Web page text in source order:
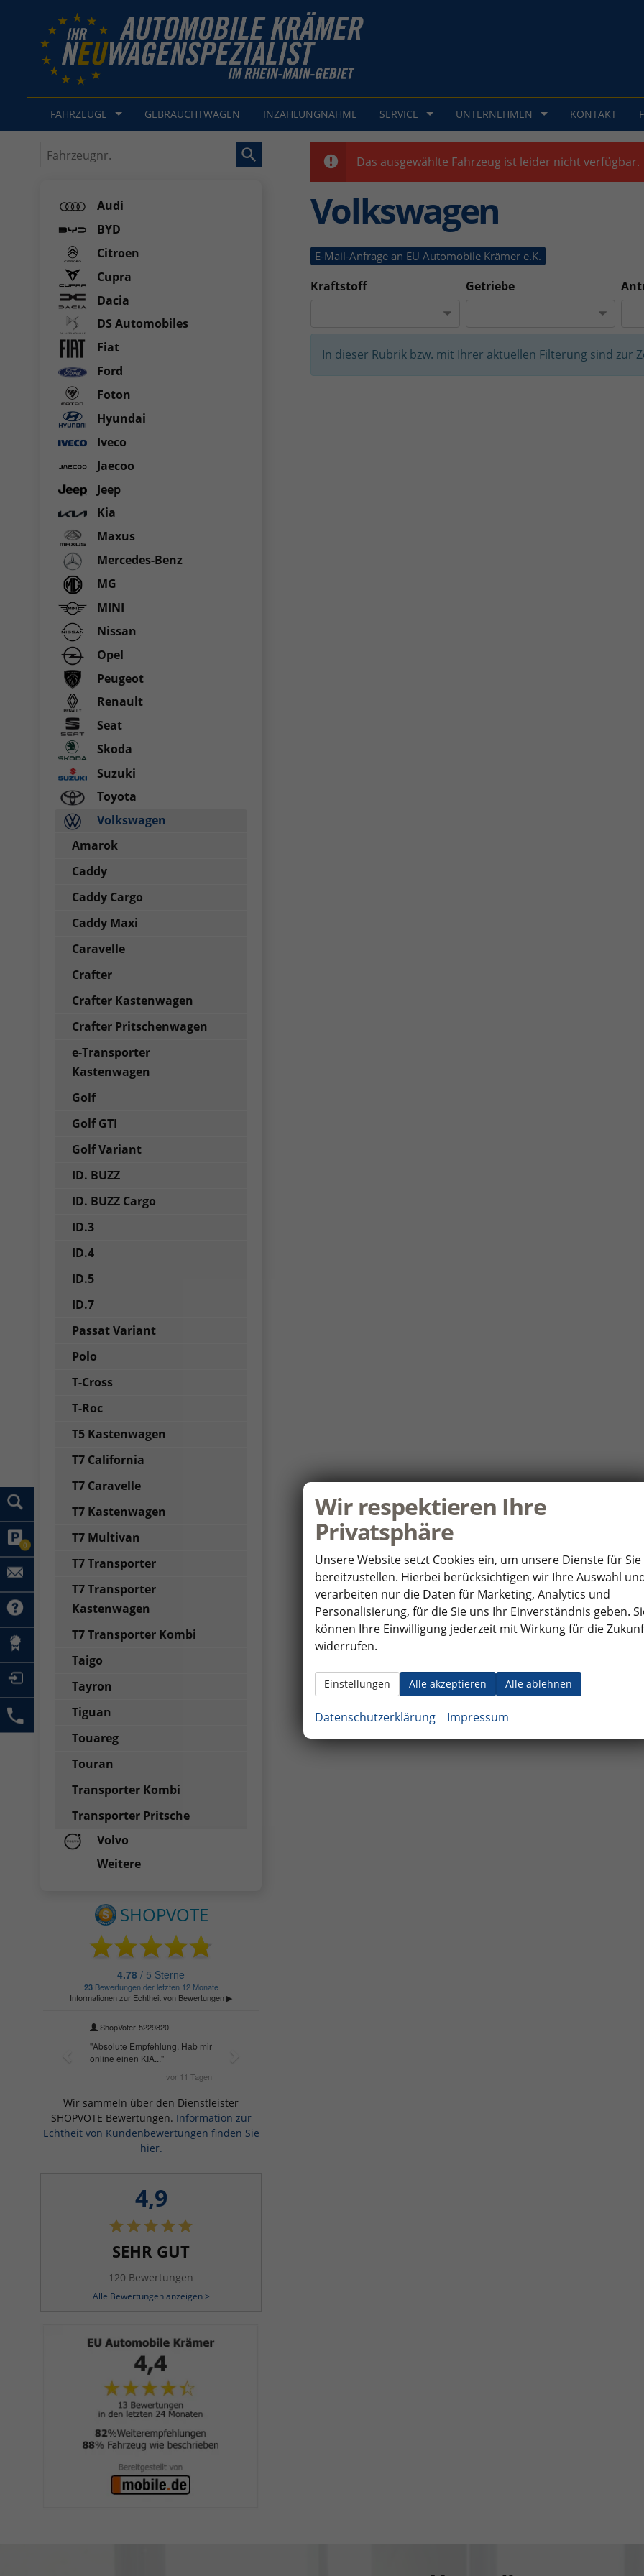
0
FAHRZEUGE GEBRAUCHTWAGEN INZAHLUNGNAHME SERVICE UNTERNEHMEN KONTAKT
Das ausgewählte Fahrzeug ist leider nicht verfügbar.
Volkswagen
E-Mail-Anfrage an EU Automobile Krämer e.K.
Kraftstoff Getriebe
In dieser Rubrik bzw. mit Ihrer aktuellen Filterung sind zur
Fahrzeugnr.
Audi
BYD
Citroen
Cupra
Dacia
DS Automobiles
Fiat
Ford
Foton
Hyundai
Iveco
Jaecoo
Jeep
Kia
Maxus
Mercedes-Benz
MG
MINI
Nissan
Opel
Peugeot
Renault
Seat
Skoda
Suzuki
Toyota
Volkswagen
Amarok
Caddy
Caddy Cargo
Caddy Maxi
Caravelle
Crafter
Crafter Kastenwagen
Crafter Pritschenwagen
e-Transporter
Kastenwagen
Golf
Golf GTI
Golf Variant
ID. BUZZ
ID. BUZZ Cargo
ID.3
ID.4
ID.5
ID.7
Passat Variant
Polo
T-Cross
T-Roc
T5 Kastenwagen
T7 California
T7 Caravelle
T7 Kastenwagen
T7 Multivan
T7 Transporter
T7 Transporter
Kastenwagen
T7 Transporter Kombi
Taigo
Tayron
Tiguan
Touareg
Touran
Transporter Kombi
Transporter Pritsche
Volvo
Weitere
Wir sammeln über den Dienstleister
SHOPVOTE Bewertungen. Information zur
Echtheit von Kundenbewertungen finden Sie
hier.
4,9
SEHR GUT
120 Bewertungen
Alle Bewertungen anzeigen >
Wir respektieren Ihre
Privatsphäre
Unsere Website setzt Cookies ein, um unsere Dienste für Sie
bereitzustellen. Hierbei berücksichtigen wir Ihre Auswahl
verarbeiten nur die Daten für Marketing, Analytics und
Personalisierung, für die Sie uns Ihr Einverständnis geben.
können Ihre Einwilligung jederzeit mit Wirkung für die
widerrufen.
Alle akzeptieren Alle ablehnen
Einstellungen
Datenschutzerklärung Impressum